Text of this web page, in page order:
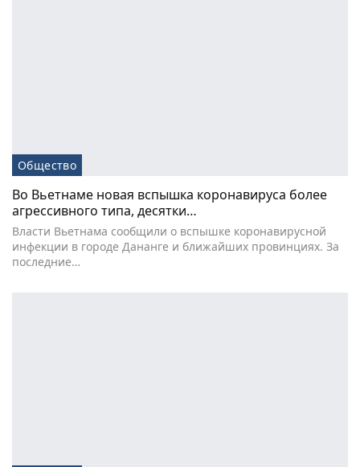
Общество
Во Вьетнаме новая вспышка коронавируса более
агрессивного типа, десятки…
Власти Вьетнама сообщили о вспышке коронавирусной
инфекции в городе Дананге и ближайших провинциях. За
последние…